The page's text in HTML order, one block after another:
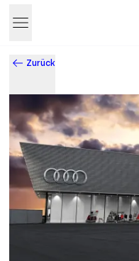
Zurück
Business & Innovation in